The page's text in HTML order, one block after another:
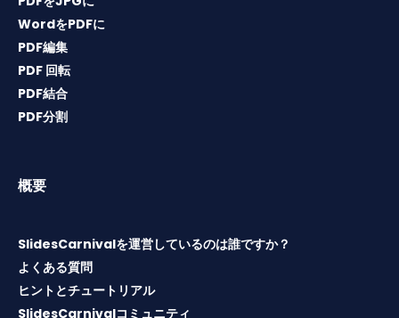
WordをPDFに
PDF編集
PDF 回転
PDF結合
PDF分割
概要
SlidesCarnivalを運営しているのは誰ですか？
よくある質問
ヒントとチュートリアル
SlidesCarnivalコミュニティ